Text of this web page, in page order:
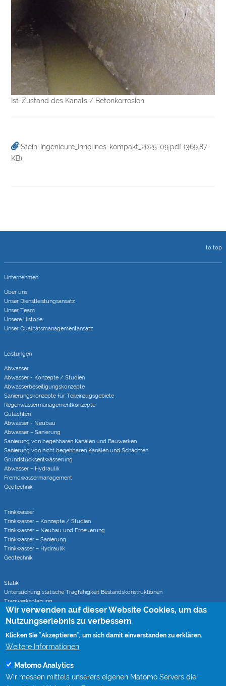
Ist-Zustand des Kanals / Betonkorrosion
Stein-Ingenieure_Innolines-kompakt_2025-09.pdf (369.87
KB)
to top
Unternehmen
Über uns
Unser Dienstleistungsansatz
Unser Team
Unsere Historie
Unser Qualitätsmanagementansatz
Leistungen
Abwasser
Abwasser - Konzepte / Studien
Abwasserbeseitigungs­konzepte
Sanierungs­konzepte für Teileinzugs­gebiete
Regenwasser­managementkonzepte
Gutachten
Abwasser - Neubau
Abwasser – Sanierung
Sanierung von begehbaren Kanälen und Bauwerken
Sanierung von nicht begehbaren Kanälen und Schächten
Grundstücks­entwässerung
Abwasser – Hydraulik
Fremdwasser­manage­ment
Geotechnik
Trinkwasser
Trinkwasser – Konzepte / Studien
Trinkwasser – Neubau und Erneuerung
Trinkwasser – Sanierung
Trinkwasser – Hydraulik
Geotechnik
Statik
Untersuchung statische Tragfähigkeit Bestandskonstruktionen
Tragwerksplanung
Statische Berechnungen bei Sanierungsverfahren
Rohrvortrieb
Monitoring von Rohrvortrieben (CoJack)
Wissen
Wir verwenden auf dieser Website Cookies, um das
Nutzungserlebnis zu verbessern
Klicken Sie "Akzeptieren", um sich damit einverstanden zu erklären.
Weitere Informationen
Matomo Analytics
Wir messen mittels unserers eigenen Matomo Servers die